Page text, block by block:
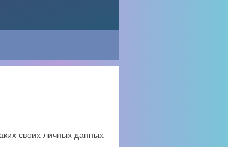
своих личных данных